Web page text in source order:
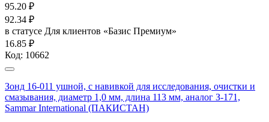
95.20 ₽
92.34 ₽
в статусе Для клиентов «Базис Премиум»
16.85 ₽
Код: 10662
Зонд 16-011 ушной, с навивкой для исследования, очистки и
смазывания, диаметр 1,0 мм, длина 113 мм, аналог З-171,
Sammar International (ПАКИСТАН)